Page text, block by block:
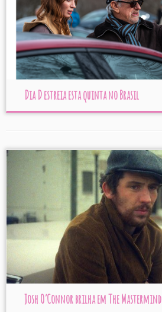
Dia D estreia esta quinta no Brasil
Josh O’Connor brilha em The Mastermind